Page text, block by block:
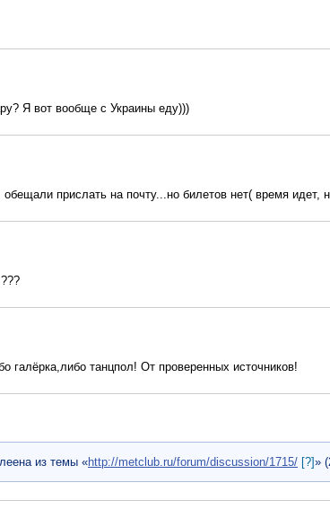
Я вот вообще с Украины еду)))
прислать на почту...но билетов нет( время
галёрка,либо танцпол! От проверенных источников!
из темы «http://metclub.ru/forum/discussion/1715/ [?]»